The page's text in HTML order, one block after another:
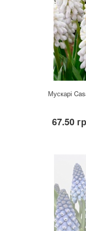
Мускарі
67.50